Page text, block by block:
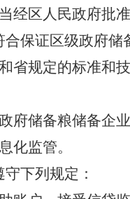
经区人民政府批准
保证区级政府
省规定的标准和
府储备粮储备企
化监管。
下列规定：